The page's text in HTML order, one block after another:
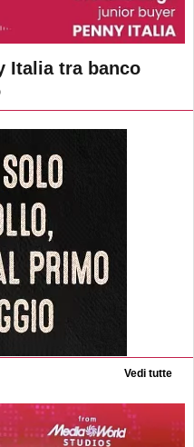
Italia tra banco
Vedi tutte